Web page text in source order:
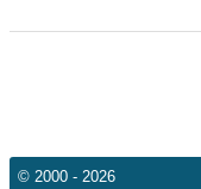
© 2000 - 2026